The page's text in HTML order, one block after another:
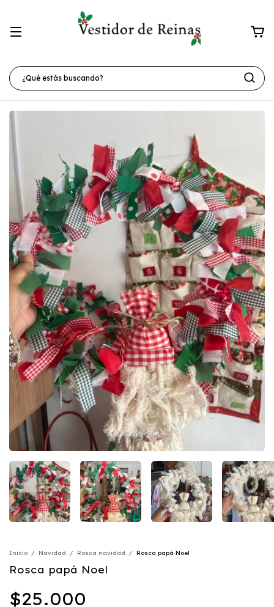
Inicio / Navidad / Rosca navidad / Rosca papá Noel
Rosca papá Noel
$25.000